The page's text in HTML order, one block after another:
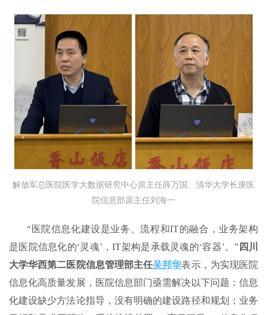
解放军总医院医学大数据研究中心原主任薛万国、清华大学长庚医
院信息部原主任刘海一
“医院信息化建设是业务、流程和IT的融合，业务架构
是医院信息化的‘灵魂’，IT架构是承载灵魂的‘容器’。” 四川
大学华西第二医院信息管理部主任吴邦华表示，为实现医院
信息化高质量发展，医院信息部门亟需解决以下问题：信息
化建设缺少方法论指导，没有明确的建设路径和规划；业务